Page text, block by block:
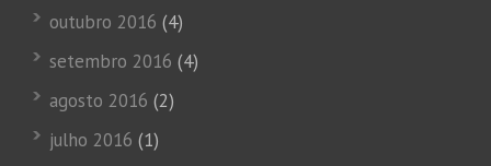
outubro 2016 (4)
setembro 2016 (4)
agosto 2016 (2)
julho 2016 (1)